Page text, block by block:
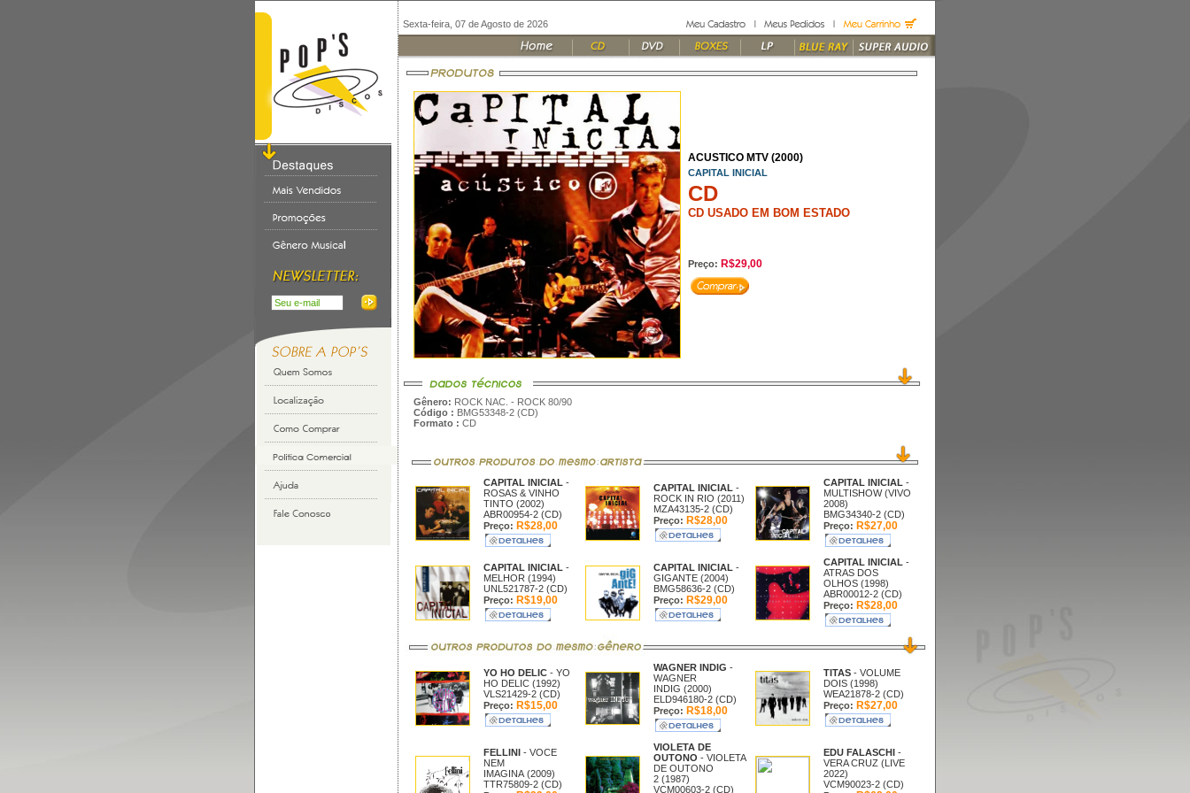
Sexta-feira, 07 de Agosto de 2026
ACUSTICO MTV (2000)
CAPITAL INICIAL
CD
CD USADO EM BOM ESTADO
Preço: R$29,00
Gênero: ROCK NAC. - ROCK 80/90
Código : BMG53348-2 (CD)
Formato : CD
CAPITAL INICIAL -
ROSAS & VINHO
TINTO (2002)
ABR00954-2 (CD)
Preço: R$28,00
CAPITAL INICIAL -
ROCK IN RIO (2011)
MZA43135-2 (CD)
Preço: R$28,00
CAPITAL INICIAL -
MULTISHOW (VIVO
2008)
BMG34340-2 (CD)
Preço: R$27,00
CAPITAL INICIAL -
MELHOR (1994)
UNL521787-2 (CD)
Preço: R$19,00
CAPITAL INICIAL -
GIGANTE (2004)
BMG58636-2 (CD)
Preço: R$29,00
CAPITAL INICIAL -
ATRAS DOS
OLHOS (1998)
ABR00012-2 (CD)
Preço: R$28,00
YO HO DELIC - YO
HO DELIC (1992)
VLS21429-2 (CD)
Preço: R$15,00
WAGNER INDIG -
WAGNER
INDIG (2000)
ELD946180-2 (CD)
Preço: R$18,00
TITAS - VOLUME
DOIS (1998)
WEA21878-2 (CD)
Preço: R$27,00
FELLINI - VOCE
NEM
IMAGINA (2009)
TTR75809-2 (CD)
VIOLETA DE
OUTONO - VIOLETA
DE OUTONO
2 (1987)
VCM00603-2 (CD)
EDU FALASCHI -
VERA CRUZ (LIVE
2022)
VCM90023-2 (CD)